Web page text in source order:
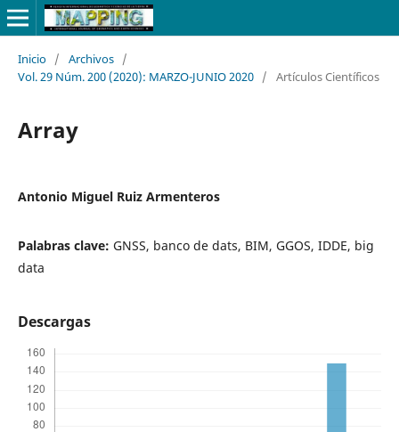
Inicio / Archivos /
Vol. 29 Núm. 200 (2020): MARZO-JUNIO 2020 / Artículos Científicos
Array
Antonio Miguel Ruiz Armenteros
Palabras clave: GNSS, banco de dats, BIM, GGOS, IDDE, big
data
Descargas